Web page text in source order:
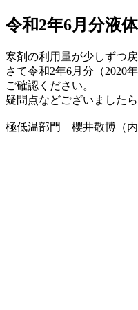
令和2年6月分液
寒剤の利用量が少しずつ
さて令和2年6月分（2020
ご確認ください。
疑問点などございました
極低温部門 櫻井敬博（内